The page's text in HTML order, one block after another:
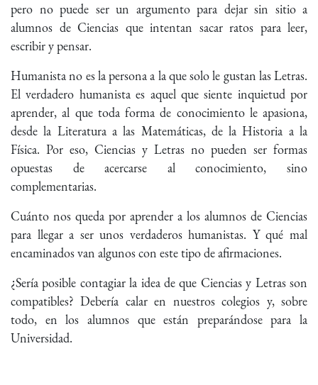
pero no puede ser un argumento para dejar sin sitio a
alumnos de Ciencias que intentan sacar ratos para leer,
escribir y pensar.
Humanista no es la persona a la que solo le gustan las Letras.
El verdadero humanista es aquel que siente inquietud por
aprender, al que toda forma de conocimiento le apasiona,
desde la Literatura a las Matemáticas, de la Historia a la
Física. Por eso, Ciencias y Letras no pueden ser formas
opuestas de acercarse al conocimiento, sino
complementarias.
Cuánto nos queda por aprender a los alumnos de Ciencias
para llegar a ser unos verdaderos humanistas. Y qué mal
encaminados van algunos con este tipo de afirmaciones.
¿Sería posible contagiar la idea de que Ciencias y Letras son
compatibles? Debería calar en nuestros colegios y, sobre
todo, en los alumnos que están preparándose para la
Universidad.